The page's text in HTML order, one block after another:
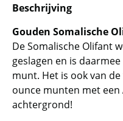
de
wachtlijst
voor
product
toe
te
Beschrijving
Gouden Somalische
De Somalische Olifant
geslagen en is
munt. Het is ook van
ounce munten met een
achtergrond!